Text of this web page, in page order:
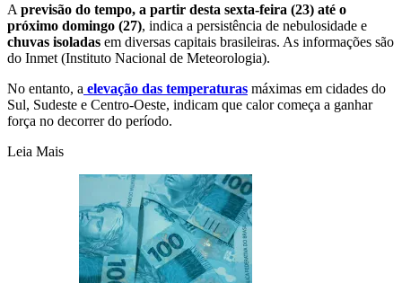
A previsão do tempo, a partir desta sexta-feira (23) até o
próximo domingo (27), indica a persistência de nebulosidade e
chuvas isoladas em diversas capitais brasileiras. As informações são
do Inmet (Instituto Nacional de Meteorologia).
No entanto, a elevação das temperaturas máximas em cidades do
Sul, Sudeste e Centro-Oeste, indicam que calor começa a ganhar
força no decorrer do período.
Leia Mais